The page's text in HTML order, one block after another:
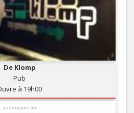
De Klomp
Pub
à 19h00